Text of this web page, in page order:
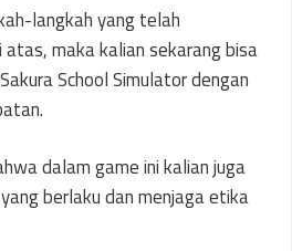
langkah yang telah
atas, maka kalian sekarang bisa
School Simulator dengan
dalam game ini kalian juga
berlaku dan menjaga etika